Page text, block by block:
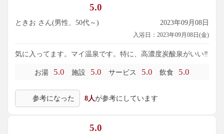
5.0
ときお さん(男性、50代～) 2023年09月08日
入浴日：2023年09月08日(金)
気に入ってます。マイ温泉です。特に、高濃度炭酸泉がいい‼️
お湯 5.0 施設 5.0 サービス 5.0 飲食 5.0
参考になった 8人が参考にしています
5.0